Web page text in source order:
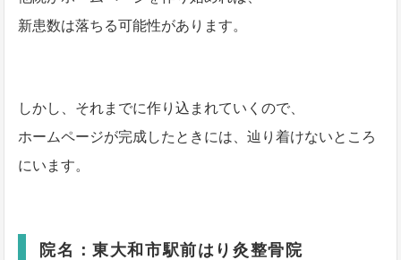
新患数は落ちる可能性があります。
しかし、それまでに作り込まれていくので、
ホームページが完成したときには、辿り着けないところ
にいます。
院名：東大和市駅前はり灸整骨院